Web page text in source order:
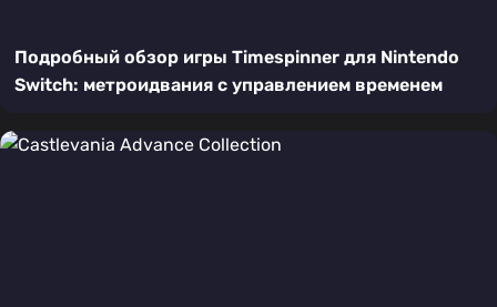
Подробный обзор игры Timespinner для Nintendo
Switch: метроидвания с управлением временем